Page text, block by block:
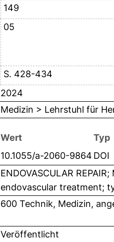
149
05
S. 428-434
2024
Medizin > Lehrstuhl für
Wert
Typ
10.1055/a-2060-9864 DOI
ENDOVASCULAR
endovascular treatment;
600 Technik, Medizin,
Veröffentlicht